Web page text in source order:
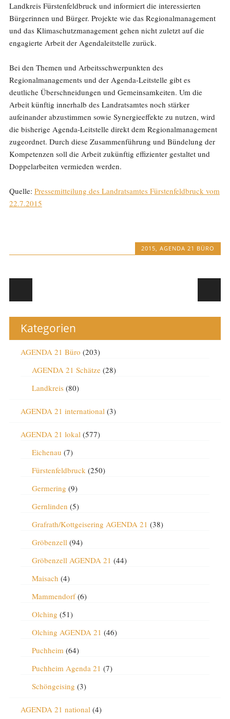
Landkreis Fürstenfeldbruck und informiert die interessierten
Bürgerinnen und Bürger. Projekte wie das Regionalmanagement
und das Klimaschutzmanagement gehen nicht zuletzt auf die
engagierte Arbeit der Agendaleitstelle zurück.
Bei den Themen und Arbeitsschwerpunkten des
Regionalmanagements und der Agenda-Leitstelle gibt es
deutliche Überschneidungen und Gemeinsamkeiten. Um die
Arbeit künftig innerhalb des Landratsamtes noch stärker
aufeinander abzustimmen sowie Synergieeffekte zu nutzen, wird
die bisherige Agenda-Leitstelle direkt dem Regionalmanagement
zugeordnet. Durch diese Zusammenführung und Bündelung der
Kompetenzen soll die Arbeit zukünftig effizienter gestaltet und
Doppelarbeiten vermieden werden.
Quelle: Pressemitteilung des Landratsamtes Fürstenfeldbruck vom
22.7.2015
2015,AGENDA 21 BÜRO
Post navigation
Kategorien
AGENDA 21 Büro (203)
AGENDA 21 Schätze(28)
Landkreis(80)
AGENDA 21 international(3)
AGENDA 21 lokal(577)
Eichenau (7)
Fürstenfeldbruck(250)
Germering (9)
Gernlinden (5)
Grafrath/Kottgeisering AGENDA 21 (38)
Gröbenzell(94)
Gröbenzell AGENDA 21 (44)
Maisach (4)
Mammendorf(6)
Olching (51)
Olching AGENDA 21 (46)
Puchheim(64)
Puchheim Agenda 21 (7)
Schöngeising (3)
AGENDA 21 national(4)